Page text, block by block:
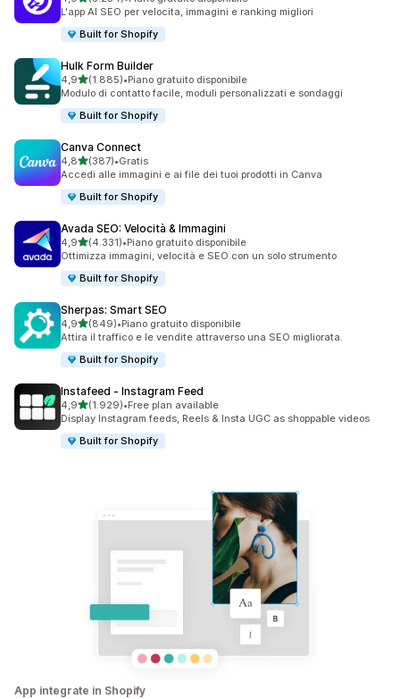
5254 recensioni totali
L'app AI SEO per velocita, immagini e ranking migliori
Built for Shopify
Hulk Form Builder
4,9stelle su 5
(1.885)
1885 recensioni totali
•Piano gratuito disponibile
Modulo di contatto facile, moduli personalizzati e sondaggi
Built for Shopify
Canva Connect
4,8stelle su 5
(387)
387 recensioni totali
•Gratis
Accedi alle immagini e ai file dei tuoi prodotti in Canva
Built for Shopify
Avada SEO: Velocità & Immagini
4,9stelle su 5
(4.331)
4331 recensioni totali
•Piano gratuito disponibile
Ottimizza immagini, velocità e SEO con un solo strumento
Built for Shopify
Sherpas: Smart SEO
4,9stelle su 5
(849)
849 recensioni totali
•Piano gratuito disponibile
Attira il traffico e le vendite attraverso una SEO migliorata.
Built for Shopify
Instafeed ‑ Instagram Feed
4,9stelle su 5
(1.929)
1929 recensioni totali
•Free plan available
Display Instagram feeds, Reels & Insta UGC as shoppable videos
Built for Shopify
App integrate in Shopify